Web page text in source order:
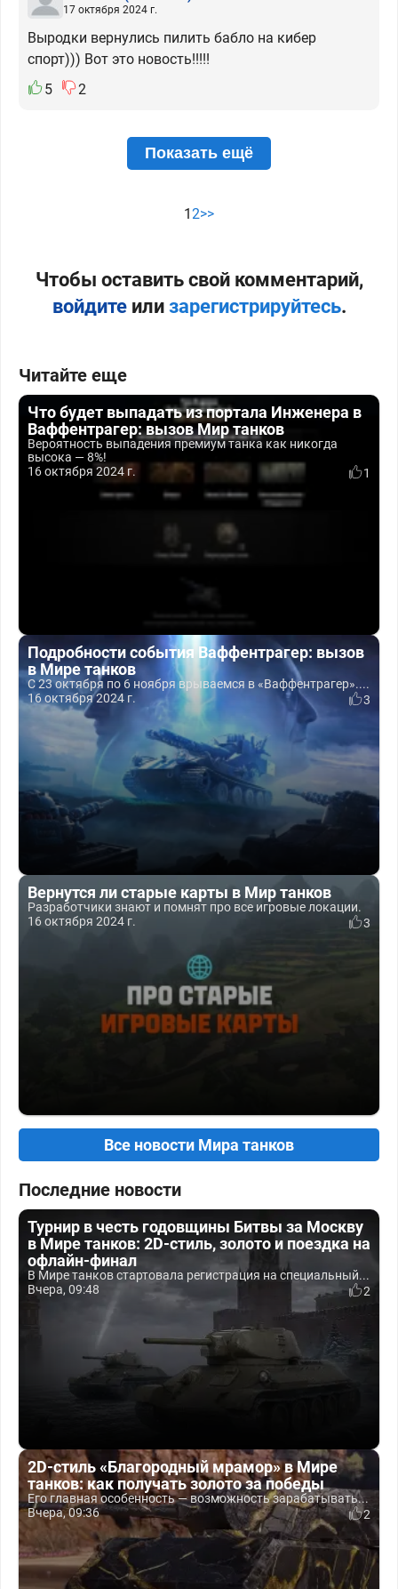
17 октября 2024 г.
Выродки вернулись пилить бабло на кибер
спорт))) Вот это новость!!!!!
5
2
Показать ещё
12>>
Чтобы оставить свой комментарий,
войдитеили зарегистрируйтесь.
Читайте еще
Что будет выпадать из портала Инженера в
Ваффентрагер: вызов Мир танков
Вероятность выпадения премиум танка как никогда
высока — 8%!
16 октября 2024 г.
1
Подробности события Ваффентрагер: вызов
в Мире танков
С 23 октября по 6 ноября врываемся в «Ваффентрагер»....
16 октября 2024 г.
3
Вернутся ли старые карты в Мир танков
Разработчики знают и помнят про все игровые локации.
16 октября 2024 г.
3
Все новости Мира танков
Последние новости
Турнир в честь годовщины Битвы за Москву
в Мире танков: 2D-стиль, золото и поездка на
офлайн-финал
В Мире танков стартовала регистрация на специальный...
Вчера, 09:48
2
2D-стиль «Благородный мрамор» в Мире
танков: как получать золото за победы
Его главная особенность — возможность зарабатывать...
Вчера, 09:36
2